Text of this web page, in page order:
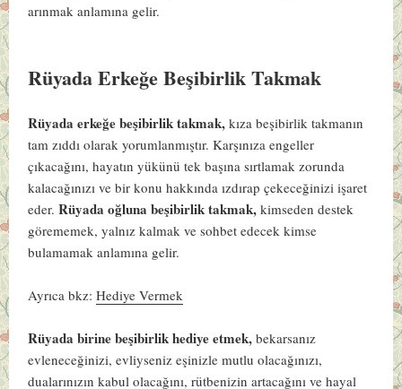
arınmak anlamına gelir.
Rüyada Erkeğe Beşibirlik Takmak
Rüyada erkeğe beşibirlik takmak, kıza beşibirlik takmanın
tam zıddı olarak yorumlanmıştır. Karşınıza engeller
çıkacağını, hayatın yükünü tek başına sırtlamak zorunda
kalacağınızı ve bir konu hakkında ızdırap çekeceğinizi işaret
eder. Rüyada oğluna beşibirlik takmak,kimseden destek
görememek, yalnız kalmak ve sohbet edecek kimse
bulamamak anlamına gelir.
Ayrıca bkz:Hediye Vermek
Rüyada birine beşibirlik hediye etmek, bekarsanız
evleneceğinizi, evliyseniz eşinizle mutlu olacağınızı,
dualarınızın kabul olacağını, rütbenizin artacağını ve hayal